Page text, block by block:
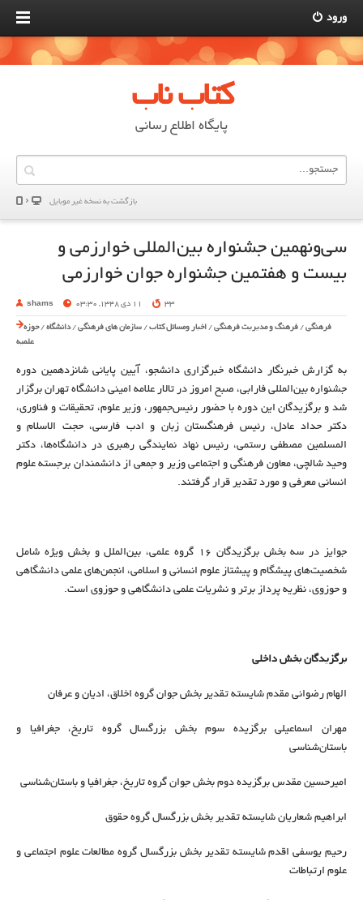
ورود
کتاب ناب
پایگاه اطلاع رسانی
بازگشت به نسخه غير موبایل
سی‌ونهمین جشنواره بین‌المللی خوارزمی و
بیست و هفتمین جشنواره جوان خوارزمی
shams 11 دی 1348, 03:30 33
فرهنگی / فرهنگ و مدیریت فرهنگی / اخبار ومسائل کتاب / سازمان های فرهنگی /دانشگاه /حوزه
علمیه
به گزارش خبرنگار دانشگاه خبرگزاری دانشجو، آیین پایانی شانزدهمین دوره
جشنواره بین‌المللی فارابی، صبح امروز در تالار علامه امینی دانشگاه تهران برگزار
شد و برگزیدگان این دوره با حضور رئیس‌جمهور، وزیر علوم، تحقیقات و فناوری،
دکتر حداد عادل، رئیس فرهنگستان زبان و ادب فارسی، حجت الاسلام و
المسلمین مصطفی رستمی، رئیس نهاد نمایندگی رهبری در دانشگاه‌ها، دکتر
وحید شالچی، معاون فرهنگی و اجتماعی وزیر و جمعی از دانشمندان برجسته علوم
انسانی معرفی و مورد تقدیر قرار گرفتند.
جوایز در سه بخش برگزیدگان ۱۶ گروه علمی، بین‌الملل و بخش ویژه شامل
شخصیت‌های پیشگام و پیشتاز علوم انسانی و اسلامی، انجمن‌های علمی دانشگاهی
و حوزوی، نظریه پرداز برتر و نشریات علمی دانشگاهی و حوزوی است.
برگزیدگان بخش داخلی
الهام رضوانی مقدم شایسته تقدیر بخش جوان گروه اخلاق، ادیان و عرفان
مهران اسماعیلی برگزیده سوم بخش بزرگسال گروه تاریخ، جغرافیا و
باستان‌شناسی
امیرحسین مقدس برگزیده دوم بخش جوان گروه تاریخ، جغرافیا و باستان‌شناسی
ابراهیم شعاریان شایسته تقدیر بخش بزرگسال گروه حقوق
رحیم یوسفی اقدم شایسته تقدیر بخش بزرگسال گروه مطالعات علوم اجتماعی و
علوم ارتباطات